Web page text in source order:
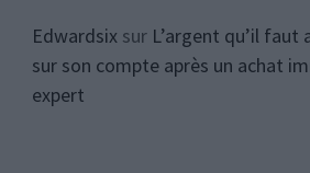
Edwardsixsur L’argent qu’il
sur son compte après un achat
expert